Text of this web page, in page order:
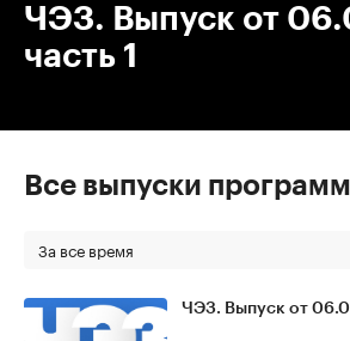
ЧЭЗ. Выпуск от
часть 1
Все выпуски
За все время
ЧЭЗ. Выпуск от